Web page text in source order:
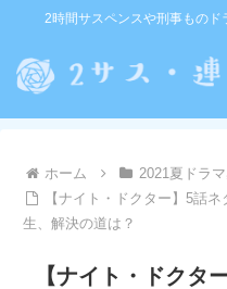
2時間サスペンスや刑事もの
ホーム 2021夏ドラ
【ナイト・ドクター】5話
生、解決の道は？
【ナイト・ドクタ